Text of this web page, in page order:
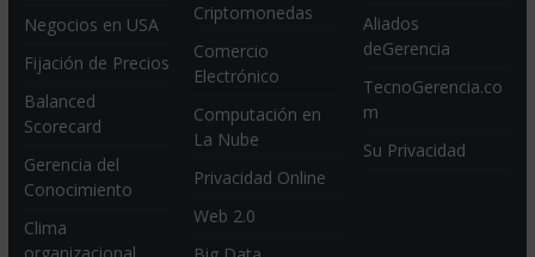
Negocios en USA
Fijación de Precios
Balanced
Scorecard
Gerencia del
Conocimiento
Clima
Criptomonedas
Comercio
Electrónico
Computación en
La Nube
Privacidad Online
Web 2.0
Aliados
deGerencia
TecnoGerencia.co
m
Su Privacidad